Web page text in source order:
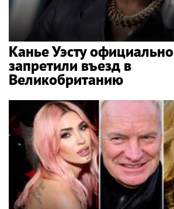
Канье Уэсту официально
запретили въезд в
Великобританию